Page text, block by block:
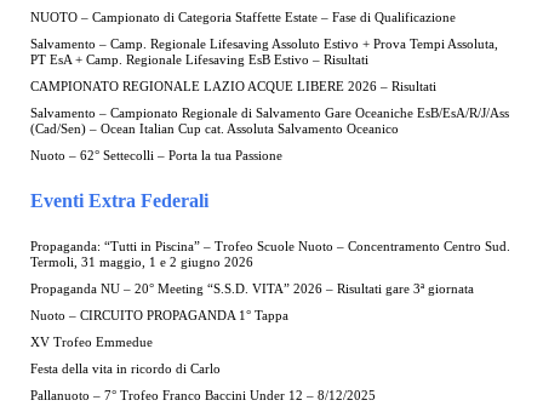
NUOTO – Campionato di Categoria Staffette Estate – Fase di Qualificazione
Salvamento – Camp. Regionale Lifesaving Assoluto Estivo + Prova Tempi Assoluta,
PT EsA + Camp. Regionale Lifesaving EsB Estivo – Risultati
CAMPIONATO REGIONALE LAZIO ACQUE LIBERE 2026 – Risultati
Salvamento – Campionato Regionale di Salvamento Gare Oceaniche EsB/EsA/R/J/Ass
(Cad/Sen) – Ocean Italian Cup cat. Assoluta Salvamento Oceanico
Nuoto – 62° Settecolli – Porta la tua Passione
Eventi Extra Federali
Propaganda: “Tutti in Piscina” – Trofeo Scuole Nuoto – Concentramento Centro Sud.
Termoli, 31 maggio, 1 e 2 giugno 2026
Propaganda NU – 20° Meeting “S.S.D. VITA” 2026 – Risultati gare 3ª giornata
Nuoto – CIRCUITO PROPAGANDA 1° Tappa
XV Trofeo Emmedue
Festa della vita in ricordo di Carlo
Pallanuoto – 7° Trofeo Franco Baccini Under 12 – 8/12/2025